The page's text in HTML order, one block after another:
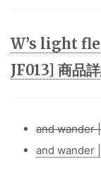
W’s light
JF013] 商品
and wander
and wander